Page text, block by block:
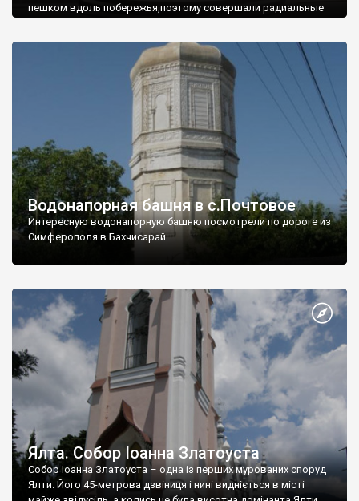
пешком вдоль побережья,поэтому совершали радиальные
Водонапорная башня в с.Почтовое
Интересную водонапорную башню посмотрели по дороге из
Симферополя в Бахчисарай.
Ялта. Собор Іоанна Златоуста
Собор Іоанна Златоуста – одна із перших мурованих споруд
Ялти. Його 45-метрова дзвіниця і нині видніється в місті